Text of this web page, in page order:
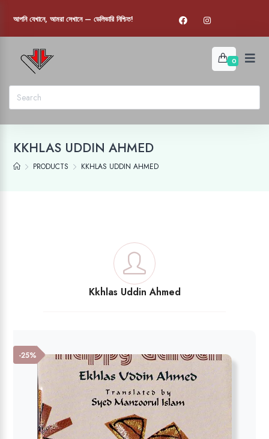
আপনি যেখানে, আমরা সেখানে — ডেলিভারি নিশ্চিত!
0
KKHLAS UDDIN AHMED
PRODUCTS KKHLAS UDDIN AHMED
Kkhlas Uddin Ahmed
-25%